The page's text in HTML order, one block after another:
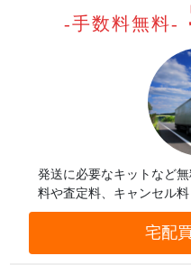
-手数料無料-
発送に必要なキットなど
料や査定料、キャンセル料
宅配